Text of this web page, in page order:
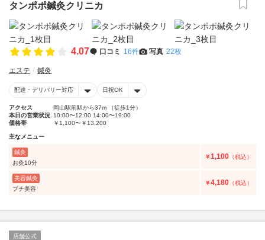
タンポポ鍼灸クリニカ
4.07 口コミ 16件 写真 22枚
エステ 鍼灸
配達・デリバリー対応 日祝OK
アクセス
岡山駅前駅から37m （徒歩1分）
本日の営業状況 10:00〜12:00 14:00〜19:00
価格帯
￥1,100〜￥13,200
主なメニュー
鍼灸
お灸10分
￥1,100 （税込）
美容鍼灸
プチ美容
￥4,180 （税込）
店舗公式